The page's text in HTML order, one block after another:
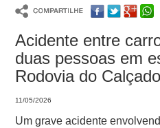
Acidente entre
duas pessoas em
Rodovia do Calçado
11/05/2026
Um grave acidente